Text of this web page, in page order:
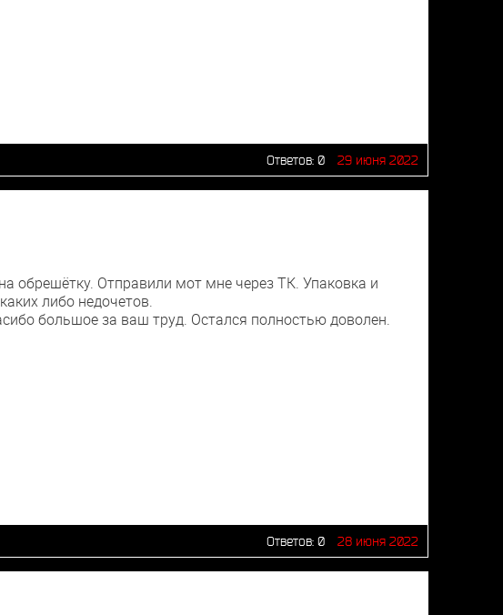
Ответов: 0 29 июня 2022
обрешётку. Отправили мот мне через ТК. Упаковка и
либо недочетов.
большое за ваш труд. Остался полностью доволен.
Ответов: 0 28 июня 2022